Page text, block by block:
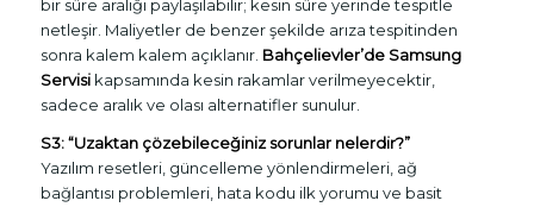
bir süre aralığı paylaşılabilir; kesin süre yerinde tespitle
netleşir. Maliyetler de benzer şekilde arıza tespitinden
sonra kalem kalem açıklanır. Bahçelievler’de Samsung
Servisikapsamında kesin rakamlar verilmeyecektir,
sadece aralık ve olası alternatifler sunulur.
S3: “Uzaktan çözebileceğiniz sorunlar nelerdir?”
Yazılım resetleri, güncelleme yönlendirmeleri, ağ
bağlantısı problemleri, hata kodu ilk yorumu ve basit